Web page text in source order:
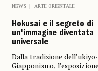
NEWS ARTE ORIENTALE
Hokusai e il segreto di
un'immagine diventata
universale
Dalla tradizione dell'ukiyo-
Giapponismo,